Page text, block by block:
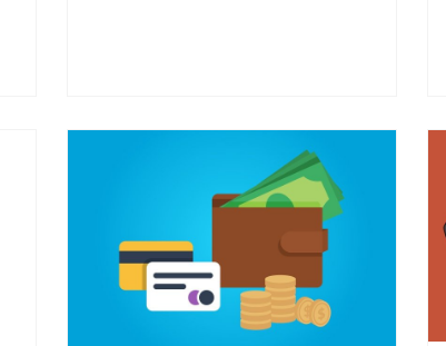
Смотреть проект